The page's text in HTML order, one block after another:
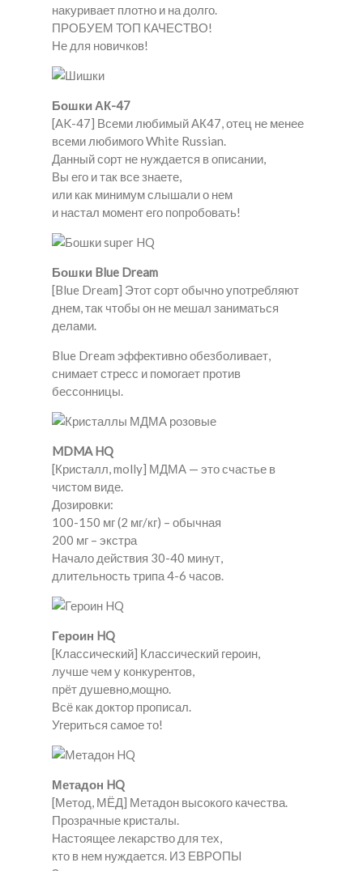
накуривает плотно и на долго.
ПРОБУЕМ ТОП КАЧЕСТВО!
Не для новичков!
Бошки АК-47
[AK-47] Всеми любимый АК47, отец не менее
всеми любимого White Russian.
Данный сорт не нуждается в описании,
Вы его и так все знаете,
или как минимум слышали о нем
и настал момент его попробовать!
Бошки Blue Dream
[Blue Dream] Этот сорт обычно употребляют
днем, так чтобы он не мешал заниматься
делами.
Blue Dream эффективно обезболивает,
снимает стресс и помогает против
бессонницы.
MDMA HQ
[Кристалл, molly] МДМА — это счастье в
чистом виде.
Дозировки:
100-150 мг (2 мг/кг) – обычная
200 мг – экстра
Начало действия 30-40 минут,
длительность трипа 4-6 часов.
Героин HQ
[Классический] Классический героин,
лучше чем у конкурентов,
прёт душевно,мощно.
Всё как доктор прописал.
Угериться самое то!
Метадон HQ
[Метод, МЁД] Метадон высокого качества.
Прозрачные кристалы.
Настоящее лекарство для тех,
кто в нем нуждается. ИЗ ЕВРОПЫ